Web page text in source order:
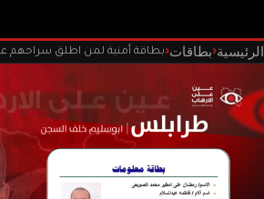
الرئيسية‹بطاقات‹